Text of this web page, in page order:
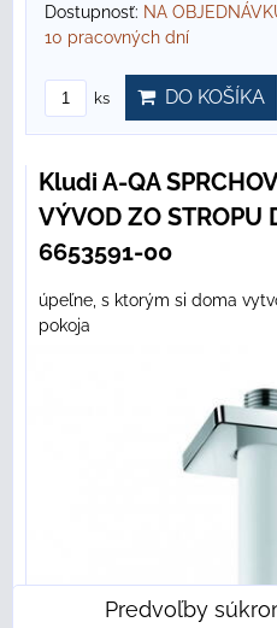
Dostupnosť: NA
10 pracovných dní
ks DO KOŠÍKA
Kludi A-QA
VÝVOD ZO
6653591-00
úpeľne, s ktorým si doma
pokoja
Predvoľby